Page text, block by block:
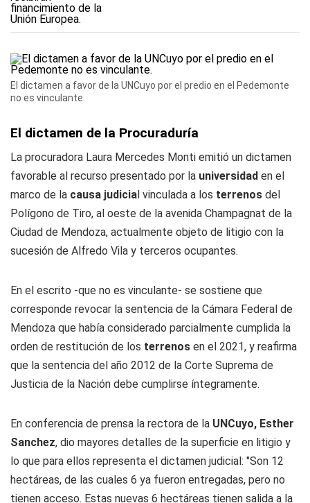
El dictamen a favor de la UNCuyo por el predio en el Pedemonte
no es vinculante.
El dictamen de la Procuraduría
La procuradora Laura Mercedes Monti emitió un dictamen
favorable al recurso presentado por la universidad en el
marco de la causa judicial vinculada a los terrenos del
Polígono de Tiro, al oeste de la avenida Champagnat de la
Ciudad de Mendoza, actualmente objeto de litigio con la
sucesión de Alfredo Vila y terceros ocupantes.
En el escrito -que no es vinculante- se sostiene que
corresponde revocar la sentencia de la Cámara Federal de
Mendoza que había considerado parcialmente cumplida la
orden de restitución de los terrenos en el 2021, y reafirma
que la sentencia del año 2012 de la Corte Suprema de
Justicia de la Nación debe cumplirse íntegramente.
En conferencia de prensa la rectora de la UNCuyo, Esther
Sanchez, dio mayores detalles de la superficie en litigio y
lo que para ellos representa el dictamen judicial: "Son 12
hectáreas, de las cuales 6 ya fueron entregadas, pero no
tienen acceso. Estas nuevas 6 hectáreas tienen salida a la